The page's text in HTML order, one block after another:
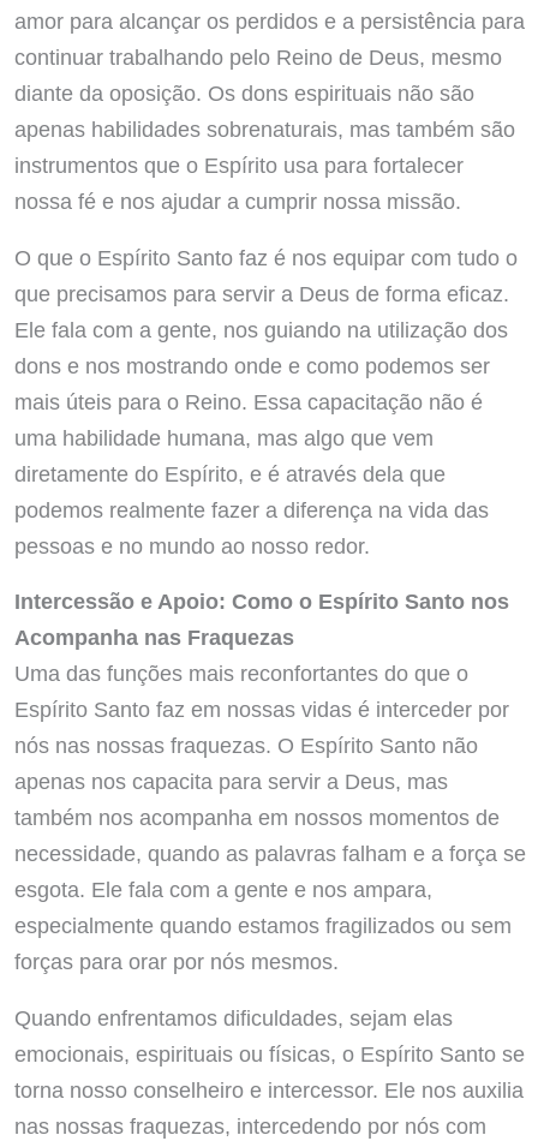
amor para alcançar os perdidos e a persistência para
continuar trabalhando pelo Reino de Deus, mesmo
diante da oposição. Os dons espirituais não são
apenas habilidades sobrenaturais, mas também são
instrumentos que o Espírito usa para fortalecer
nossa fé e nos ajudar a cumprir nossa missão.
O que o Espírito Santo faz é nos equipar com tudo o
que precisamos para servir a Deus de forma eficaz.
Ele fala com a gente, nos guiando na utilização dos
dons e nos mostrando onde e como podemos ser
mais úteis para o Reino. Essa capacitação não é
uma habilidade humana, mas algo que vem
diretamente do Espírito, e é através dela que
podemos realmente fazer a diferença na vida das
pessoas e no mundo ao nosso redor.
Intercessão e Apoio: Como o Espírito Santo nos
Acompanha nas Fraquezas
Uma das funções mais reconfortantes do que o
Espírito Santo faz em nossas vidas é interceder por
nós nas nossas fraquezas. O Espírito Santo não
apenas nos capacita para servir a Deus, mas
também nos acompanha em nossos momentos de
necessidade, quando as palavras falham e a força se
esgota. Ele fala com a gente e nos ampara,
especialmente quando estamos fragilizados ou sem
forças para orar por nós mesmos.
Quando enfrentamos dificuldades, sejam elas
emocionais, espirituais ou físicas, o Espírito Santo se
torna nosso conselheiro e intercessor. Ele nos auxilia
nas nossas fraquezas, intercedendo por nós com